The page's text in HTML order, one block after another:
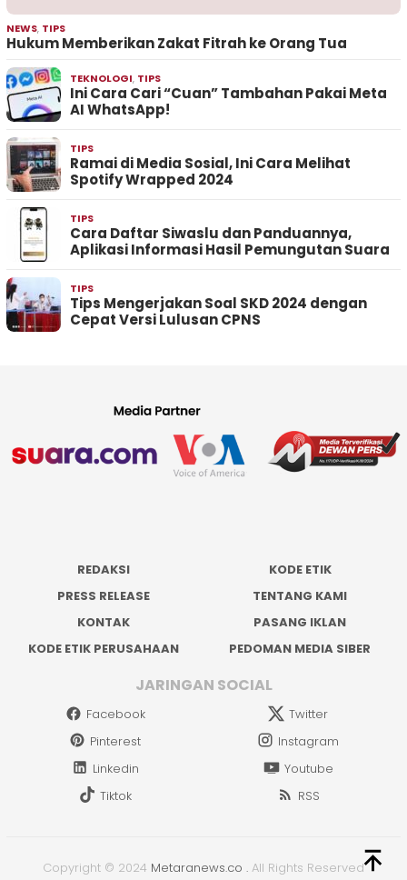
NEWS, TIPS
Hukum Memberikan Zakat Fitrah ke Orang Tua
TEKNOLOGI, TIPS
Ini Cara Cari “Cuan” Tambahan Pakai Meta
AI WhatsApp!
TIPS
Ramai di Media Sosial, Ini Cara Melihat
Spotify Wrapped 2024
TIPS
Cara Daftar Siwaslu dan Panduannya,
Aplikasi Informasi Hasil Pemungutan Suara
TIPS
Tips Mengerjakan Soal SKD 2024 dengan
Cepat Versi Lulusan CPNS
REDAKSI
KODE ETIK
PRESS RELEASE
TENTANG KAMI
KONTAK
PASANG IKLAN
KODE ETIK PERUSAHAAN
PEDOMAN MEDIA SIBER
JARINGAN SOCIAL
Facebook
Twitter
Pinterest
Instagram
Linkedin
Youtube
Tiktok
RSS
Copyright © 2024 Metaranews.co . All Rights Reserved